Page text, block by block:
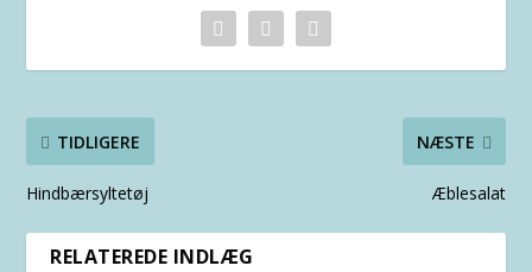
TIDLIGERE
Hindbærsyltetøj
NÆSTE
Æblesalat
RELATEREDE INDLÆG